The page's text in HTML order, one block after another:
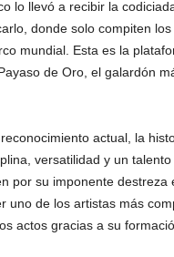
lo llevó a recibir la
donde solo compiten
mundial. Esta es la
de Oro, el galardón
actual, la
versatilidad y un
por su imponente destreza
uno de los artistas más
actos gracias a su